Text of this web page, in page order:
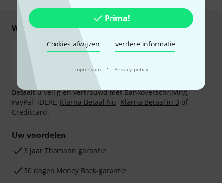
Prima!
Cookies afwijzen verdere informatie
Impressum · Privacy policy
Winkel en betaal veilig
Betaalt u veilig en vertrouwd met Bankoverschrijving,
PayPal, iDEAL, Klarna Betaal Nu, Klarna Betaal in 3 of
Creditcard.
Uw voordelen
3 jaar Thomann garantie
30 dagen Money Back-garantie